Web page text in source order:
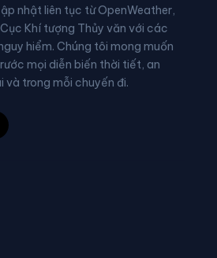
Xã Dliê Ya
Xã Dray Bhăng
Xã Dur Kmăl
nhật liên tục từ OpenWeather,
Khí tượng Thủy văn với các
hiểm. Chúng tôi mong muốn
mọi diễn biến thời tiết, an
và trong mỗi chuyến đi.